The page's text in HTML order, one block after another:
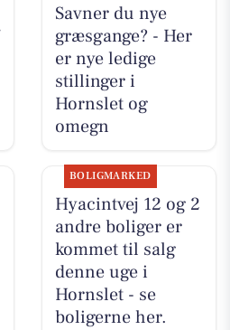
Savner du nye
græsgange? - Her
er nye ledige
stillinger i
Hornslet og
omegn
BOLIGMARKED
Hyacintvej 12 og 2
andre boliger er
kommet til salg
denne uge i
Hornslet - se
boligerne her.